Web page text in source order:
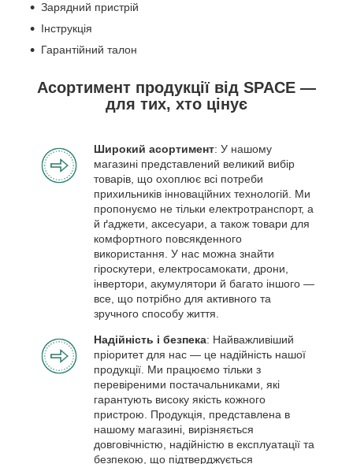
Зарядний пристрій
Інструкція
Гарантійний талон
Асортимент продукції від SPACE —
для тих, хто цінує
Широкий асортимент: У нашому
магазині представлений великий вибір
товарів, що охоплює всі потреби
прихильників інноваційних технологій. Ми
пропонуємо не тільки електротранспорт, а
й ґаджети, аксесуари, а також товари для
комфортного повсякденного
використання. У нас можна знайти
гіроскутери, електросамокати, дрони,
інвертори, акумулятори й багато іншого —
все, що потрібно для активного та
зручного способу життя.
Надійність і безпека: Найважливіший
пріоритет для нас — це надійність нашої
продукції. Ми працюємо тільки з
перевіреними постачальниками, які
гарантують високу якість кожного
пристрою. Продукція, представлена в
нашому магазині, вирізняється
довговічністю, надійністю в експлуатації та
безпекою, що підтверджується